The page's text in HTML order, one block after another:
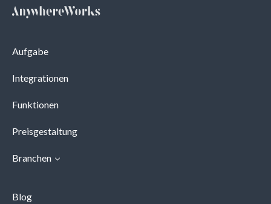
Aufgabe
Integrationen
Funktionen
Preisgestaltung
Branchen
Blog